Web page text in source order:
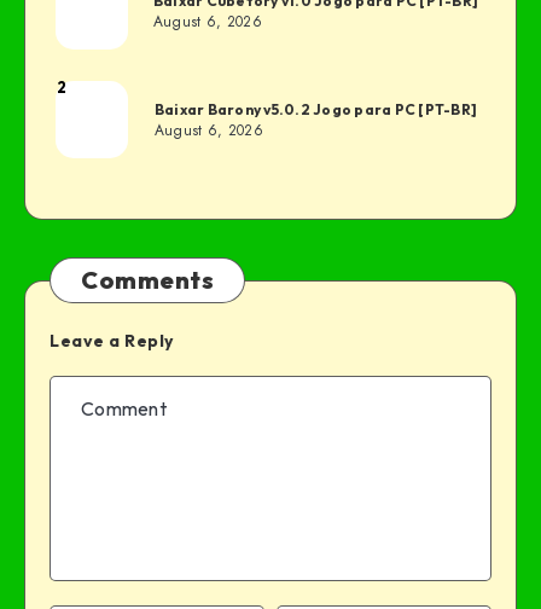
August 6, 2026
2
Baixar Barony v5.0.2 Jogo para PC [PT-BR]
August 6, 2026
Comments
Leave a Reply